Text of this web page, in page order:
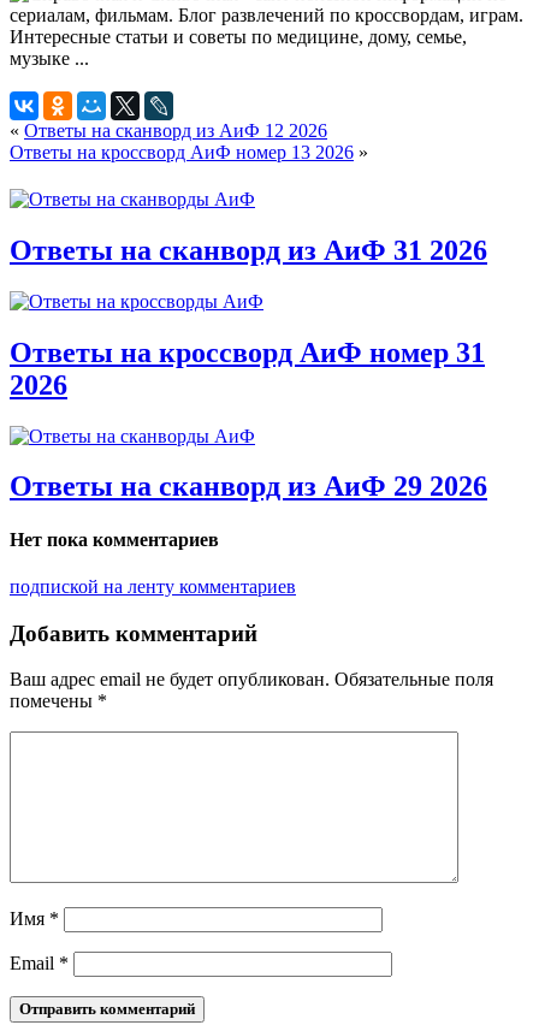
« Ответы на сканворд из АиФ 12 2026
Ответы на кроссворд АиФ номер 13 2026 »
Ответы на сканворд из АиФ 31 2026
Ответы на кроссворд АиФ номер 31
2026
Ответы на сканворд из АиФ 29 2026
Нет пока комментариев
подпиской на ленту комментариев
Добавить комментарий
Ваш адрес email не будет опубликован. Обязательные поля
помечены *
Имя *
Email *